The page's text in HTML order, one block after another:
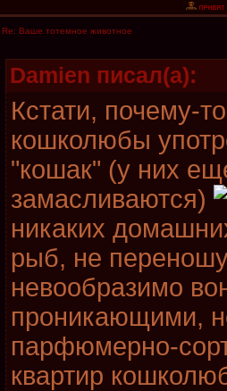
Re: Ваше тотемное животное
Damien писал(а):
Кстати, почему-
кошколюбы
"кошак" (у них
замасливаются)
никаких
рыб, не
невообразимо
проникающими,
парфюмерно-
квартир